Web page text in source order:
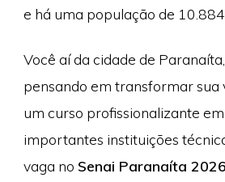
e há uma população de
Você aí da cidade de
pensando em transformar sua
um curso profissionalizante
importantes instituições
vaga no Senai Paranaíta 2026